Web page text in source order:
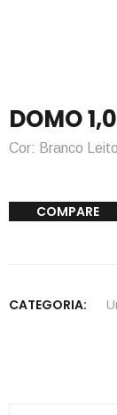
DOMO
Cor: Branco
COMPARE
CATEGORIA: